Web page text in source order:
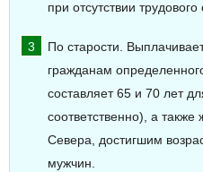
при отсутствии трудового
По старости.
гражданам
составляет 65 и 70 лет
соответственно), а
Севера, достигшим
мужчин.